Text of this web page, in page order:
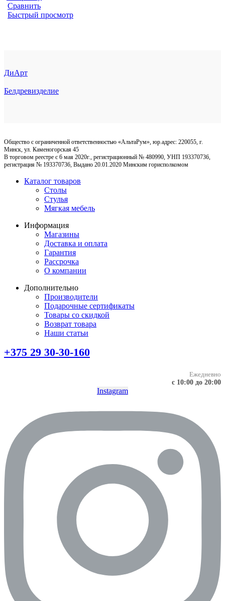
Сравнить
Быстрый просмотр
ДиАрт
Белдревизделие
Общество с ограниченной ответственностью «АльтаРум», юр.адрес: 220055, г.
Минск, ул. Каменогорская 45
В торговом реестре с 6 мая 2020г., регистрационный № 480990, УНП 193370736,
регистрация № 193370736, Выдано 20.01.2020 Минским горисполкомом
Каталог товаров
Столы
Стулья
Мягкая мебель
Информация
Магазины
Доставка и оплата
Гарантия
Рассрочка
О компании
Дополнительно
Производители
Подарочные сертификаты
Товары со скидкой
Возврат товара
Наши статьи
+375 29 30-30-160
Ежедневно
с 10:00 до 20:00
Instagram